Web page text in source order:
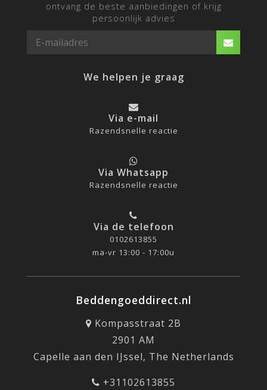
ontvang de beste aanbiedingen of krijg
persoonlijk advies
We helpen je graag
Via e-mail
Razendsnelle reactie
Via Whatsapp
Razendsnelle reactie
Via de telefoon
0102613855
ma-vr 13:00 - 17:00u
Beddengoeddirect.nl
Kompasstraat 2B
2901 AM
Capelle aan den IJssel, The Netherlands
+31102613855